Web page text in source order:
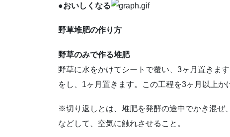
●おいしくなる
野草堆肥の作り方
野草のみで作る堆肥
野草に水をかけてシートで覆い、3ヶ月置きま
をし、1ヶ月置きます。この工程を3ヶ月以上か
※切り返しとは、堆肥を発酵の途中でかき混ぜ
などして、空気に触れさせること。